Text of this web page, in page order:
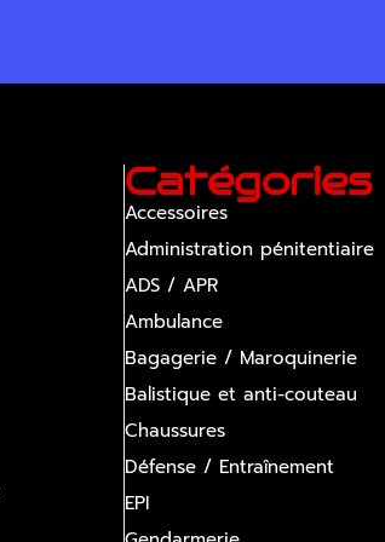
Catégories
Accessoires
Administration pénitentiaire
ADS / APR
Ambulance
Bagagerie / Maroquinerie
Balistique et anti-couteau
Chaussures
Défense / Entraînement
EPI